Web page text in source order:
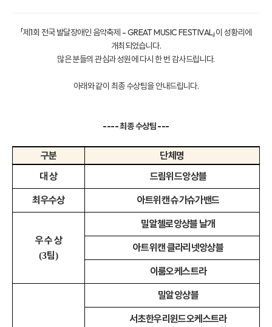
「제1회 전국 발달장애인 음악축제 - GREAT MUSIC FESTIVAL」이 성황리에
개최되었습니다.
많은 분들의 관심과 성원에 다시 한 번 감사드립니다.
아래와 같이 최종 수상팀을 안내드립니다.
---- 최종 수상팀 ---
구분
단체명
대 상
드림위드앙상블
최우수상
아트위캔 슈가슈가밴드
우 수 상
(3팀)
밀알첼로앙상블 날개
아트위캔 클라리넷앙상블
이룸오케스트라
밀알앙상블
서초한우리윈드오케스트라